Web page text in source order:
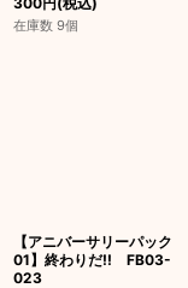
在庫数 9個
【アニバーサリーパック
01】終わりだ!! FB03-
023